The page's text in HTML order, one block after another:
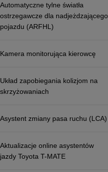
Automatyczne tylne światła
ostrzegawcze dla nadjeżdzającego
pojazdu (ARFHL)
Kamera monitorująca kierowcę
Układ zapobiegania kolizjom na
skrzyżowaniach
Asystent zmiany pasa ruchu (LCA)
Aktualizacje online asystentów
jazdy Toyota T-MATE